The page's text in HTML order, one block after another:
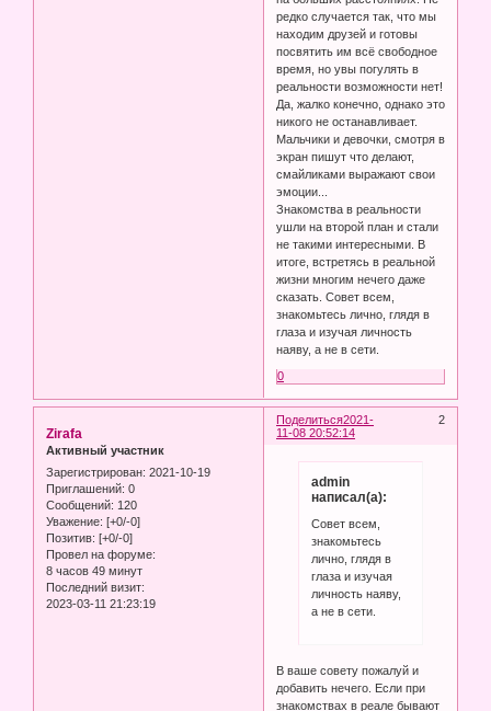
редко случается так, что мы
находим друзей и готовы
посвятить им всё свободное
время, но увы погулять в
реальности возможности нет!
Да, жалко конечно, однако это
никого не останавливает.
Мальчики и девочки, смотря в
экран пишут что делают,
смайликами выражают свои
эмоции...
Знакомства в реальности
ушли на второй план и стали
не такими интересными. В
итоге, встретясь в реальной
жизни многим нечего даже
сказать. Совет всем,
знакомьтесь лично, глядя в
глаза и изучая личность
наяву, а не в сети.
0
Поделиться 2
2021-
11-08 20:52:14
Zirafa
Активный участник
Зарегистрирован: 2021-10-19
Приглашений: 0
Сообщений: 120
Уважение: [+0/-0]
Позитив: [+0/-0]
Провел на форуме:
8 часов 49 минут
Последний визит:
2023-03-11 21:23:19
admin
написал(а):
Совет всем,
знакомьтесь
лично, глядя в
глаза и изучая
личность наяву,
а не в сети.
В ваше совету пожалуй и
добавить нечего. Если при
знакомствах в реале бывают